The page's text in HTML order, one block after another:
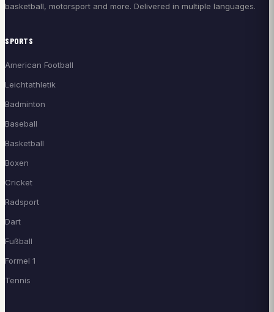
basketball, motorsport and more. Delivered in multiple languages.
SPORTS
American Football
Leichtathletik
Badminton
Baseball
Basketball
Boxen
Cricket
Radsport
Dart
Fußball
Formel 1
Tennis